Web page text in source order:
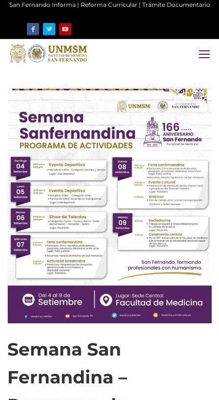
San Fernando Informa | Reforma Curricular| Trámite Documentario
Semana San
Fernandina –